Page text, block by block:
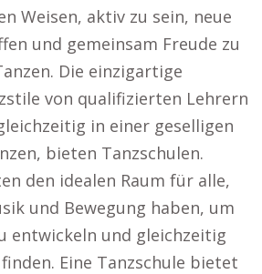
Weisen, aktiv zu sein, neue
und gemeinsam Freude zu
Die einzigartige
von qualifizierten Lehrern
in einer geselligen
bieten Tanzschulen.
den idealen Raum für alle,
und Bewegung haben, um
entwickeln und gleichzeitig
Eine Tanzschule bietet